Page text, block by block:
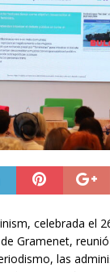
celebrada el
Gramenet,
las